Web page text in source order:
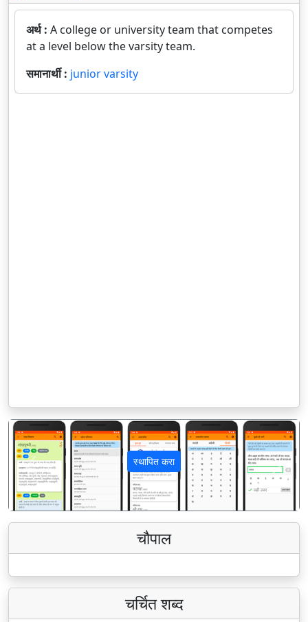
अर्थ : A college or university team that competes
at a level below the varsity team.
समानार्थी : junior varsity
स्थापित करा
पिछला अगला
चौपाल
चर्चित शब्द